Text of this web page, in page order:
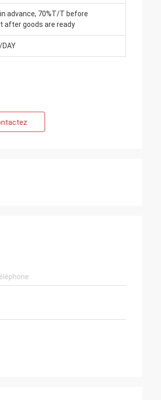
advance, 70%T/T before
after goods are ready